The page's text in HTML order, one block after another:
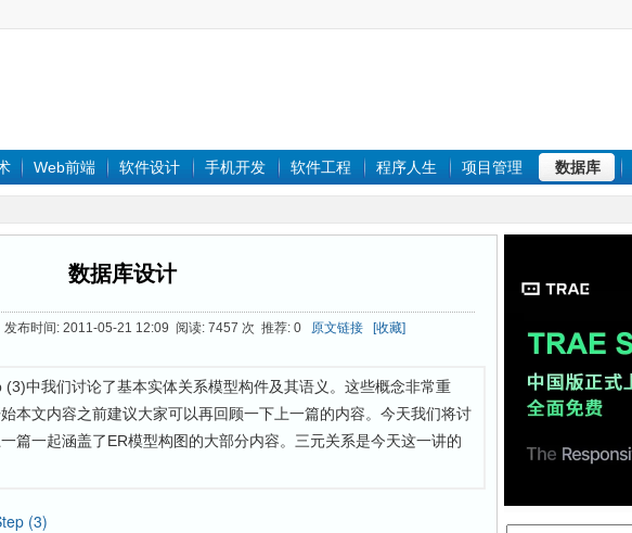
Web前端 软件设计 手机开发 软件工程 程序人生 项目管理 数据库
数据库设计
发布时间: 2011-05-21 12:09 阅读: 7457 次 推荐: 0 原文链接 [收藏]
中我们讨论了基本实体关系模型构件及其语义。这些概念非常重
本文内容之前建议大家可以再回顾一下上一篇的内容。今天我们将讨
篇一起涵盖了ER模型构图的大部分内容。三元关系是今天这一讲的
(3)